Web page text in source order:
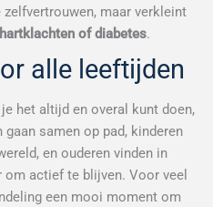
maar verkleint
hartklachten of diabetes.
alle leeftijden
het altijd en overal kunt doen,
samen op pad, kinderen
en ouderen vinden in
actief te blijven. Voor veel
een mooi moment om